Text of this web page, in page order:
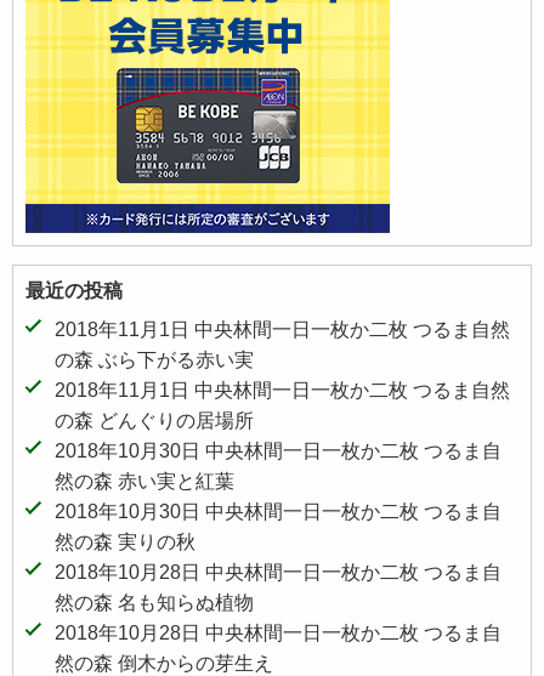
最近の投稿
2018年11月1日 中央林間一日一枚か二枚 つるま自然
の森 ぶら下がる赤い実
2018年11月1日 中央林間一日一枚か二枚 つるま自然
の森 どんぐりの居場所
2018年10月30日 中央林間一日一枚か二枚 つるま自
然の森 赤い実と紅葉
2018年10月30日 中央林間一日一枚か二枚 つるま自
然の森 実りの秋
2018年10月28日 中央林間一日一枚か二枚 つるま自
然の森 名も知らぬ植物
2018年10月28日 中央林間一日一枚か二枚 つるま自
然の森 倒木からの芽生え